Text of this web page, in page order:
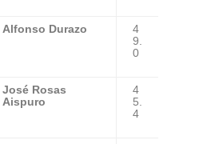
Alfonso Durazo
4
9.
0
José Rosas
Aispuro
4
5.
4